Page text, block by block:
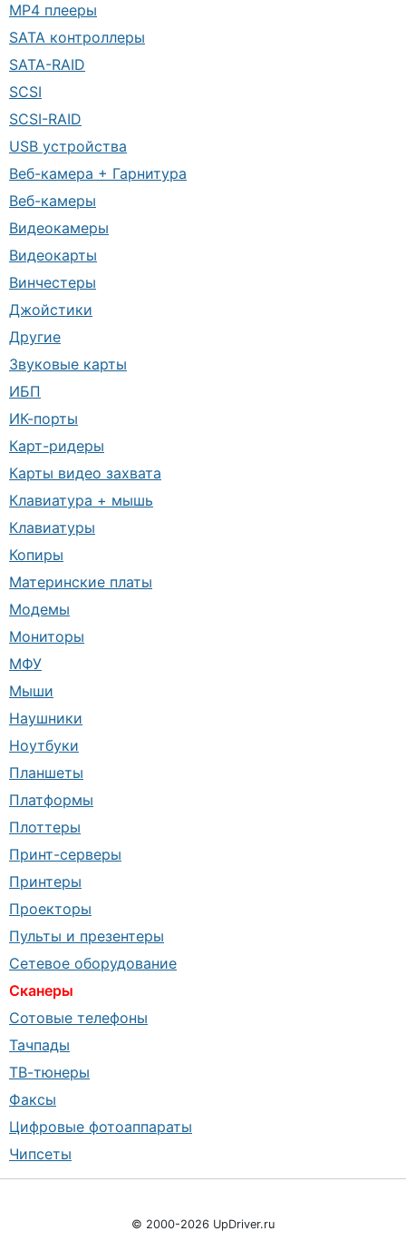
MP4 плееры
SATA контроллеры
SATA-RAID
SCSI
SCSI-RAID
USB устройства
Веб-камера + Гарнитура
Веб-камеры
Видеокамеры
Видеокарты
Винчестеры
Джойстики
Другие
Звуковые карты
ИБП
ИК-порты
Карт-ридеры
Карты видео захвата
Клавиатура + мышь
Клавиатуры
Копиры
Материнские платы
Модемы
Мониторы
МФУ
Мыши
Наушники
Ноутбуки
Планшеты
Платформы
Плоттеры
Принт-серверы
Принтеры
Проекторы
Пульты и презентеры
Сетевое оборудование
Сканеры
Сотовые телефоны
Тачпады
ТВ-тюнеры
Факсы
Цифровые фотоаппараты
Чипсеты
© 2000-2026 UpDriver.ru